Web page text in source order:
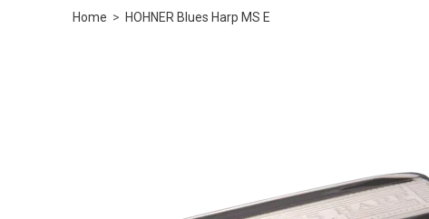
Home > HOHNER Blues Harp MS E